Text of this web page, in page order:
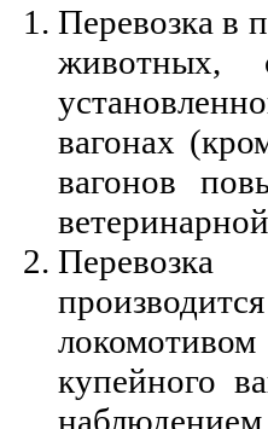
Перевозка в
животных,
вагонах
вагонов
купейного